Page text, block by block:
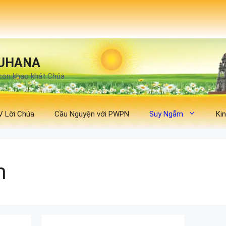
khao khát Chúa
Lời Chúa Cầu Nguyện với PWPN Suy Ngẫm